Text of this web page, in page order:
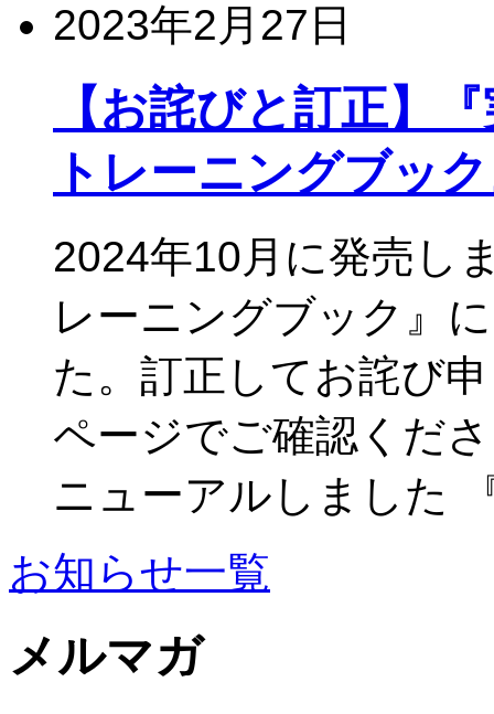
2023年2月27日
【お詫びと訂正】
トレーニングブッ
2024年10月に発売し
レーニングブック』
た。訂正してお詫び
ページでご確認くだ
ニューアルしました
お知らせ一覧
メルマガ